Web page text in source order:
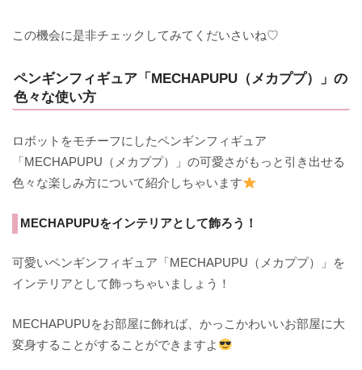
この機会に是非チェックしてみてくだいさいね♡
ペンギンフィギュア「MECHAPUPU（メカププ）」の
色々な使い方
ロボットをモチーフにしたペンギンフィギュア
「MECHAPUPU（メカププ）」の可愛さがもっと引き出せる
色々な楽しみ方について紹介しちゃいます
MECHAPUPUをインテリアとして飾ろう！
可愛いペンギンフィギュア「MECHAPUPU（メカププ）」を
インテリアとして飾っちゃいましょう！
MECHAPUPUをお部屋に飾れば、かっこかわいいお部屋に大
変身することがすることができますよ